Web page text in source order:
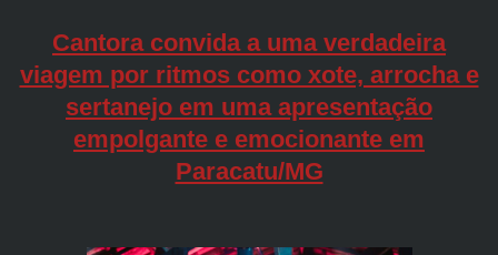
Cantora convida a uma verdadeira
viagem por ritmos como xote, arrocha e
sertanejo em uma apresentação
empolgante e emocionante em
Paracatu/MG